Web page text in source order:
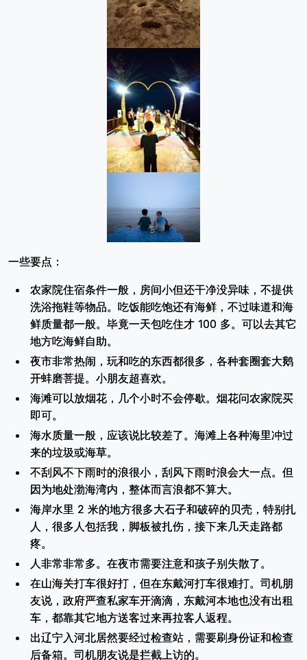
一些要点：
农家院住宿条件一般，房间小但还干净没异味，不提供
洗浴拖鞋等物品。吃饭能吃饱还有海鲜，不过味道和海
鲜质量都一般。毕竟一天包吃住才 100 多。可以去其它
地方吃海鲜自助。
夜市非常热闹，玩和吃的东西都很多，各种套圈套大鹅
开蚌磨菩提。小朋友超喜欢。
海滩可以放烟花，几个小时不会停歇。烟花问农家院买
即可。
海水质量一般，应该说比较差了。海滩上各种海里冲过
来的垃圾或海草。
不刮风不下雨时的浪很小，刮风下雨时浪会大一点。但
因为地处渤海湾内，整体而言浪都不算大。
海岸水里 2 米的地方很多大石子和破碎的贝壳，特别扎
人，很多人包括我，脚板被扎伤，接下来几天走路都
疼。
人非常非常多。在夜市需要注意和孩子别失散了。
在山海关打车很好打，但在东戴河打车很难打。司机朋
友说，政府严查私家车开滴滴，东戴河本地也没有出租
车，都靠其它地方送客过来再拉客人返程。
出辽宁入河北居然要经过检查站，需要刷身份证和检查
后备箱。司机朋友说是拦截上访的。